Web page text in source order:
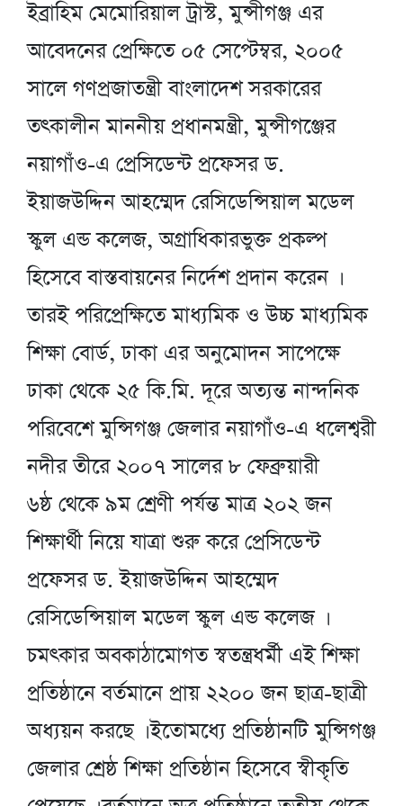
ইব্রাহিম মেমোরিয়াল ট্রাস্ট, মুন্সীগঞ্জ এর
আবেদনের প্রেক্ষিতে ০৫ সেপ্টেম্বর, ২০০৫
সালে গণপ্রজাতন্ত্রী বাংলাদেশ সরকারের
তৎকালীন মাননীয় প্রধানমন্ত্রী, মুন্সীগঞ্জের
নয়াগাঁও-এ প্রেসিডেন্ট প্রফেসর ড.
ইয়াজউদ্দিন আহম্মেদ রেসিডেন্সিয়াল মডেল
স্কুল এন্ড কলেজ, অগ্রাধিকারভুক্ত প্রকল্প
হিসেবে বাস্তবায়নের নির্দেশ প্রদান করেন ।
তারই পরিপ্রেক্ষিতে মাধ্যমিক ও উচ্চ মাধ্যমিক
শিক্ষা বোর্ড, ঢাকা এর অনুমোদন সাপেক্ষে
ঢাকা থেকে ২৫ কি.মি. দূরে অত্যন্ত নান্দনিক
পরিবেশে মুন্সিগঞ্জ জেলার নয়াগাঁও-এ ধলেশ্বরী
নদীর তীরে ২০০৭ সালের ৮ ফেব্রুয়ারী
৬ষ্ঠ থেকে ৯ম শ্রেণী পর্যন্ত মাত্র ২০২ জন
শিক্ষার্থী নিয়ে যাত্রা শুরু করে প্রেসিডেন্ট
প্রফেসর ড. ইয়াজউদ্দিন আহম্মেদ
রেসিডেন্সিয়াল মডেল স্কুল এন্ড কলেজ ।
চমৎকার অবকাঠামোগত স্বতন্ত্রধর্মী এই শিক্ষা
প্রতিষ্ঠানে বর্তমানে প্রায় ২২০০ জন ছাত্র-ছাত্রী
অধ্যয়ন করছে । ইতোমধ্যে প্রতিষ্ঠানটি মুন্সিগঞ্জ
জেলার শ্রেষ্ঠ শিক্ষা প্রতিষ্ঠান হিসেবে স্বীকৃতি